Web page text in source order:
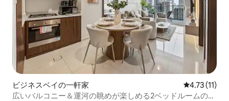
ビジネスベイの一軒家 レビュー11
4.73 (11)
広いバルコニー＆運河の眺めが楽しめる2ベッドルームのマ